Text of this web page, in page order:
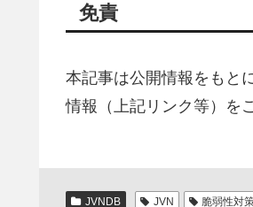
免責
本記事は公開情報をもと
情報（上記リンク等）を
JVNDB JVN 脆弱性対